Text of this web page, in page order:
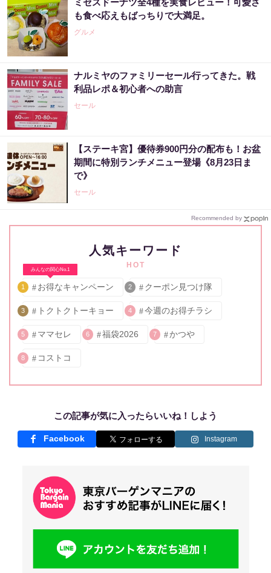
も食べ応えもばっちりで大満足。
グルメ
ナルミヤのファミリーセール行ってきた。戦
利品レポ＆初心者への助言
セール
【ステーキ宮】優待券900円分の配布も！お盆
期間に特別ランチメニュー登場《8月23日ま
で》
セール
Recommended by
人気キーワード
HOT
みんなの関心No.1
1 お得なキャンペーン 2 クーポン見つけ隊
3 トクトクトーキョー 4 今週のお得チラシ
5 ママセレ 6 福袋2026 7 かつや
8 コストコ
この記事が気に入ったらいいね！しよう
Facebook Instagram